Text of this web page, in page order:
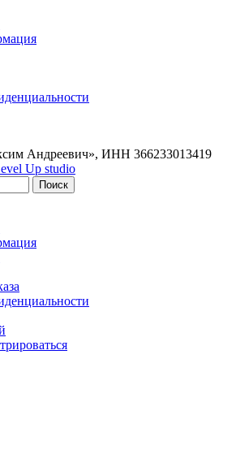
Андреевич», ИНН 366233013419
Up studio
Поиск